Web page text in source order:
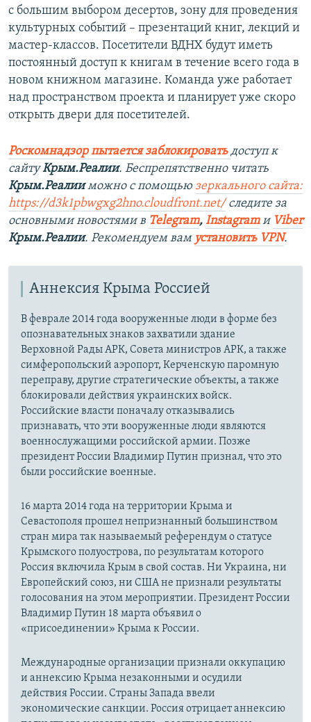
с большим выбором десертов, зону для проведения
культурных событий – презентаций книг, лекций и
мастер-классов. Посетители ВДНХ будут иметь
постоянный доступ к книгам в течение всего года в
новом книжном магазине. Команда уже работает
над пространством проекта и планирует уже скоро
открыть двери для посетителей.
Роскомнадзор пытается заблокировать доступ к
сайтуКрым.Реалии. Беспрепятственно читать
Крым.Реалииможно с помощью зеркального сайта:
https://d3k1pbwgxg2hno.cloudfront.net/ следите за
основными новостями в Telegram, Instagramи Viber
Крым.Реалии. Рекомендуем вам установить VPN.
Аннексия Крыма Россией
В феврале 2014 года вооруженные люди в форме без
опознавательных знаков захватили здание
Верховной Рады АРК, Совета министров АРК, а также
симферопольский аэропорт, Керченскую паромную
переправу, другие стратегические объекты, а также
блокировали действия украинских войск.
Российские власти поначалу отказывались
признавать, что эти вооруженные люди являются
военнослужащими российской армии. Позже
президент России Владимир Путин признал, что это
были российские военные.
16 марта 2014 года на территории Крыма и
Севастополя прошел непризнанный большинством
стран мира так называемый референдум о статусе
Крымского полуострова, по результатам которого
Россия включила Крым в свой состав. Ни Украина, ни
Европейский союз, ни США не признали результаты
голосования на этом мероприятии. Президент России
Владимир Путин 18 марта объявил о
«присоединении» Крыма к России.
Международные организации признали оккупацию
и аннексию Крыма незаконными и осудили
действия России. Страны Запада ввели
экономические санкции. Россия отрицает аннексию